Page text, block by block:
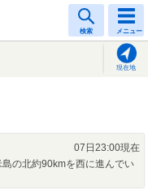
検索 メニュー
現在地
07日23:00現在
の北約90kmを西に進んでい